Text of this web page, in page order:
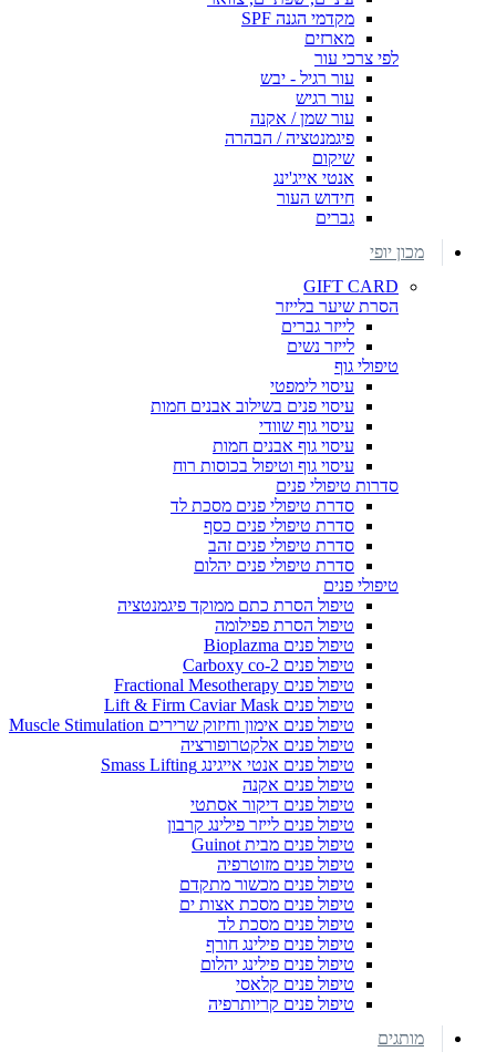
מקדמי הגנה SPF
מארזים
לפי צרכי עור
עור רגיל - יבש
עור רגיש
עור שמן / אקנה
פיגמנטציה / הבהרה
שיקום
אנטי אייג'ינג
חידוש העור
גברים
מכון יופי
GIFT CARD
הסרת שיער בלייזר
לייזר גברים
לייזר נשים
טיפולי גוף
עיסוי לימפטי
עיסוי פנים בשילוב אבנים חמות
עיסוי גוף שוודי
עיסוי גוף אבנים חמות
עיסוי גוף וטיפול בכוסות רוח
סדרות טיפולי פנים
סדרת טיפולי פנים מסכת לד
סדרת טיפולי פנים כסף
סדרת טיפולי פנים זהב
סדרת טיפולי פנים יהלום
טיפולי פנים
טיפול הסרת כתם ממוקד פיגמנטציה
טיפול הסרת פפילומה
טיפול פנים Bioplazma
טיפול פנים Carboxy co-2
טיפול פנים Fractional Mesotherapy
טיפול פנים Lift & Firm Caviar Mask
טיפול פנים אימון וחיזוק שרירים Muscle Stimulation
טיפול פנים אלקטרופורציה
טיפול פנים אנטי אייגינג Smass Lifting
טיפול פנים אקנה
טיפול פנים דיקור אסתטי
טיפול פנים לייזר פילינג קרבון
טיפול פנים מבית Guinot
טיפול פנים מזוטרפיה
טיפול פנים מכשור מתקדם
טיפול פנים מסכת אצות ים
טיפול פנים מסכת לד
טיפול פנים פילינג חורף
טיפול פנים פילינג יהלום
טיפול פנים קלאסי
טיפול פנים קריותרפיה
מותגים